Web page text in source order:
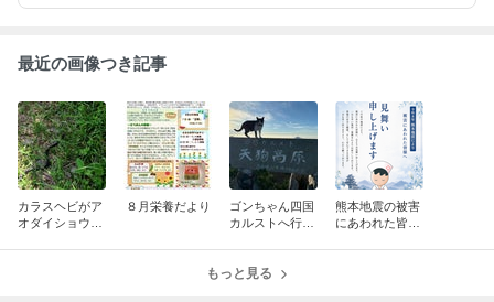
最近の画像つき記事
カラスヘビがア
オダイショウを
８月栄養だより
ゴンちゃん四国
カルストへ行く
～
熊本地震の被害
にあわれた皆様
もっと見る